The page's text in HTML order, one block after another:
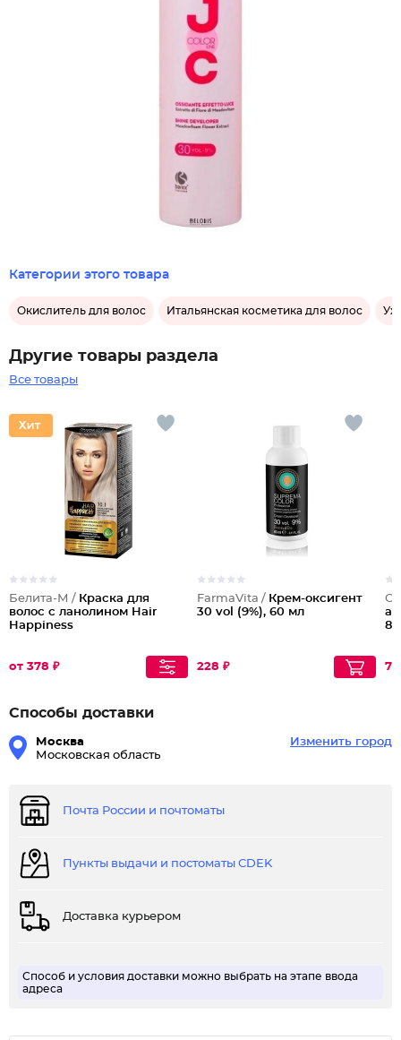
Категории этого товара
Окислитель для волос Итальянская косметика для волос
Другие товары раздела
Все товары
Белита-М / Краска для
волос с ланолином Hair
Happiness
от 378 ₽
FarmaVita / Крем-оксигент
30 vol (9%), 60 мл
228 ₽
8%
Способы доставки
Москва
Московская область
Изменить город
Почта России и почтоматы
Пункты выдачи и постоматы CDEK
Доставка курьером
Способ и условия доставки можно выбрать на этапе ввода
адреса